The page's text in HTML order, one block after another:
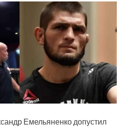
Емельяненко допустил